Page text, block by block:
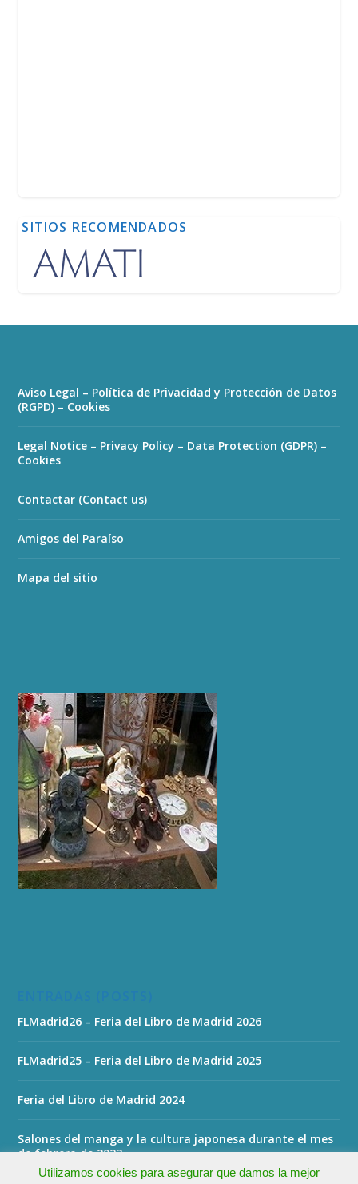
SITIOS RECOMENDADOS
Aviso Legal – Política de Privacidad y Protección de Datos
(RGPD) – Cookies
Legal Notice – Privacy Policy – Data Protection (GDPR) –
Cookies
Contactar (Contact us)
Amigos del Paraíso
Mapa del sitio
FLMadrid26 – Feria del Libro de Madrid 2026
FLMadrid25 – Feria del Libro de Madrid 2025
Feria del Libro de Madrid 2024
Salones del manga y la cultura japonesa durante el mes
de febrero de 2023
Utilizamos cookies para asegurar que damos la mejor